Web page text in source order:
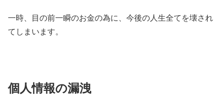
一時、目の前一瞬のお金の為に、今後の人生全てを壊され
てしまいます。
個人情報の漏洩